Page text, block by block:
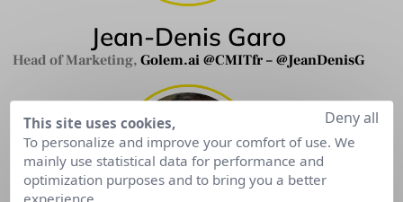
Jean-Denis Garo
Head of Marketing, Golem.ai @CMITfr – @JeanDenisG
This site uses cookies,
To personalize and improve your comfort of use. We
mainly use statistical data for performance and
optimization purposes and to bring you a better
experience.
Deny all